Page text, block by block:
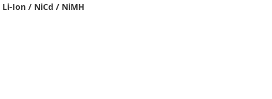
Li-Ion / NiCd / NiMH